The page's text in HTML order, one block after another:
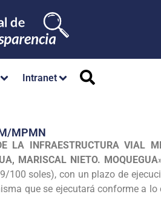
Intranet
MPMN
LA INFRAESTRUCTURA VIAL
MARISCAL NIETO.
100 soles), con un plazo de
que se ejecutará conforme a lo